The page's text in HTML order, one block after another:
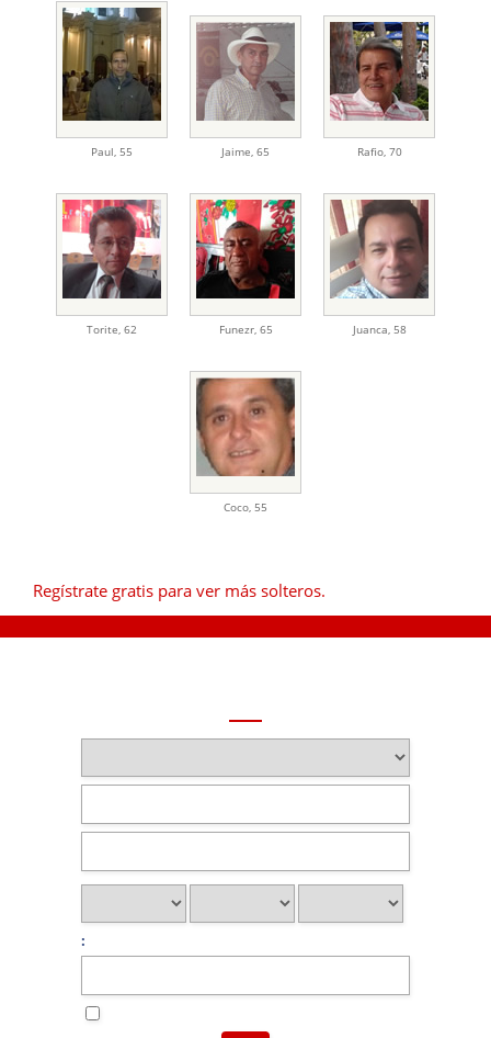
Paul 55 Jaime 65 Rafio, 70
Torite 62 Funezr, 65 Juanca 58
Coco 55
Regístrate gratis para ver más solteros.
: